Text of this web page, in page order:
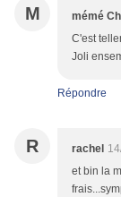
M mémé
C'est
Joli
Répondre
R rachel
et bin la